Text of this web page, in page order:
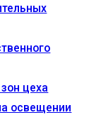
цеха
освещении